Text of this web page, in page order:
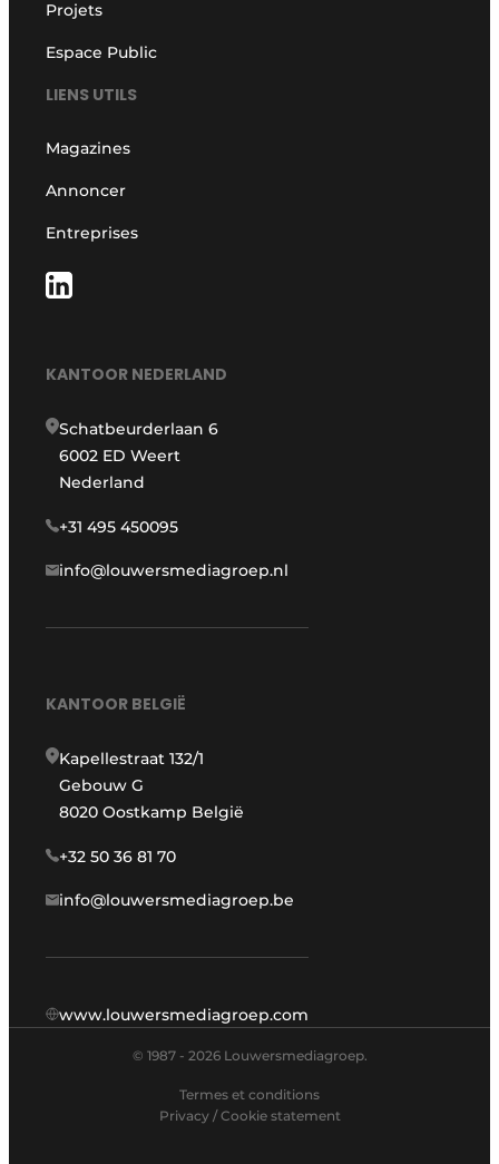
Projets
Espace Public
LIENS UTILS
Magazines
Annoncer
Entreprises
KANTOOR NEDERLAND
Schatbeurderlaan 6
6002 ED Weert
Nederland
+31 495 450095
info@louwersmediagroep.nl
KANTOOR BELGIË
Kapellestraat 132/1
Gebouw G
8020 Oostkamp België
+32 50 36 81 70
info@louwersmediagroep.be
www.louwersmediagroep.com
© 1987 - 2026 Louwersmediagroep.
Termes et conditions
Privacy / Cookie statement